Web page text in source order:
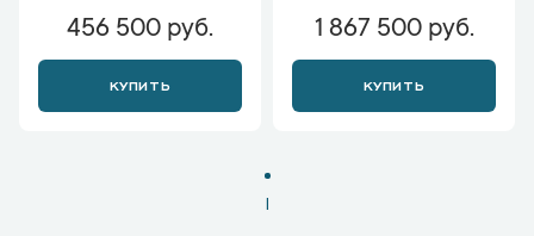
456 500 руб.
КУПИТЬ
1 867 500 руб.
КУПИТЬ
1